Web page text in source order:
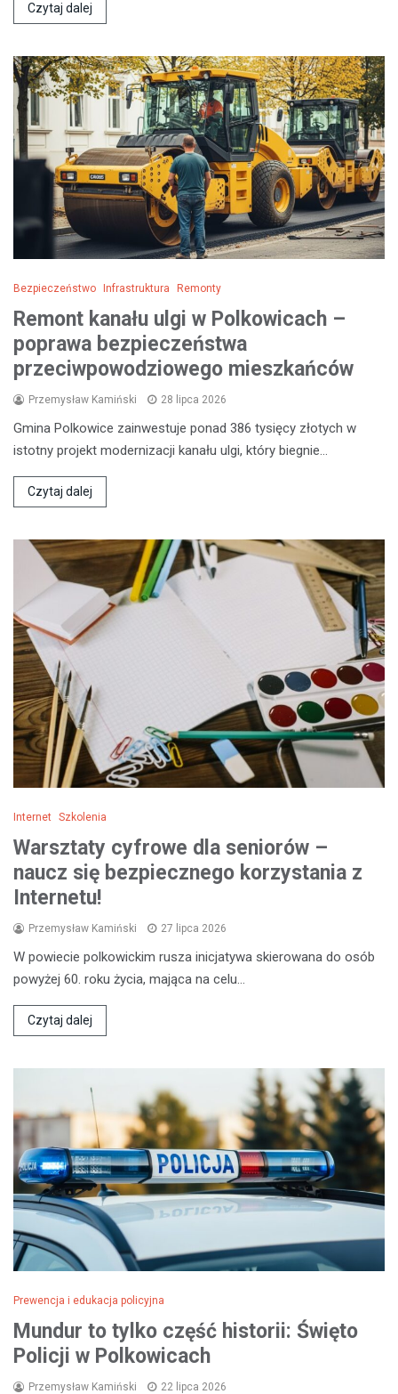
Czytaj dalej
Bezpieczeństwo Infrastruktura Remonty
Remont kanału ulgi w Polkowicach –
poprawa bezpieczeństwa
przeciwpowodziowego mieszkańców
Przemysław Kamiński 28 lipca 2026
Gmina Polkowice zainwestuje ponad 386 tysięcy złotych w
istotny projekt modernizacji kanału ulgi, który biegnie…
Czytaj dalej
Internet Szkolenia
Warsztaty cyfrowe dla seniorów –
naucz się bezpiecznego korzystania z
Internetu!
Przemysław Kamiński 27 lipca 2026
W powiecie polkowickim rusza inicjatywa skierowana do osób
powyżej 60. roku życia, mająca na celu…
Czytaj dalej
Prewencja i edukacja policyjna
Mundur to tylko część historii: Święto
Policji w Polkowicach
Przemysław Kamiński 22 lipca 2026